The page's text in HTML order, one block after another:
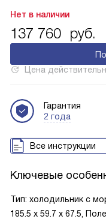
Нет в наличии
137 760 руб.
Цена
Гарантия
2 года
Все инструкции
Ключевые
Тип: холодильник с
185.5 х 59.7 х 67.5,